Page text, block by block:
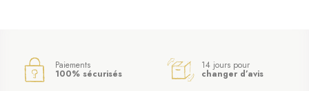
Paiements
100% sécurisés
14 jours pour
changer d’avis